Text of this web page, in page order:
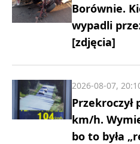
Borównie.
wypadli
[zdjęcia]
Przekroczył
km/h.
bo to była
2026-08-07,